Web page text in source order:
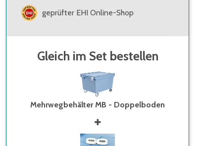
geprüfter EHI Online-Shop
Gleich im Set bestellen
Mehrwegbehälter MB - Doppelboden